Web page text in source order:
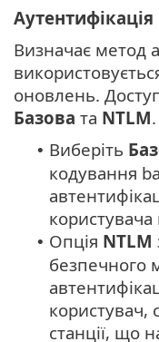
Аутентифікація
Визначає метод
оновлень.
Базова та NTLM.
• Виберіть
кодування
• Опція NTLM
безпечного
користувач,
станції, що